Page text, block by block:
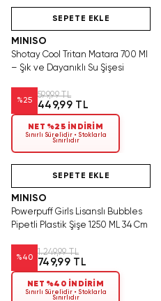
SEPETE EKLE
MINISO
Shotay Cool Tritan Matara 700 Ml
– Şık ve Dayanıklı Su Şişesi
%25
599,99 TL
449,99 TL
NET %25 İNDİRİM
Sınırlı Sürelidir • Stoklarla
Sınırlıdır
SEPETE EKLE
MINISO
Powerpuff Girls Lisanslı Bubbles
Pipetli Plastik Şişe 1250 ML 34 Cm
%40
1.249,99 TL
749,99 TL
NET %40 İNDİRİM
Sınırlı Sürelidir • Stoklarla
Sınırlıdır